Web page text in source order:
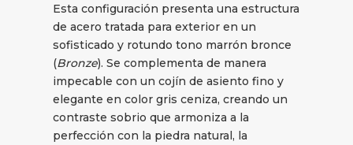
Esta configuración presenta una estructura
de acero tratada para exterior en un
sofisticado y rotundo tono marrón bronce
(Bronze). Se complementa de manera
impecable con un cojín de asiento fino y
elegante en color gris ceniza, creando un
contraste sobrio que armoniza a la
perfección con la piedra natural, la